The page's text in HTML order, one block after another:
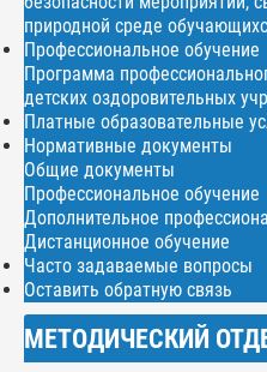
природной среде
Профессиональное обучение
Программа
детских оздоровительных
Платные образовательные
Нормативные документы
Общие документы
Профессиональное обучение
Дополнительное
Дистанционное обучение
Часто задаваемые вопросы
Оставить обратную связь
МЕТОДИЧЕСКИЙ